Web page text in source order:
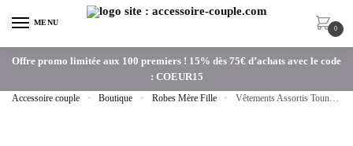
MENU
0
Offre promo limitée aux 100 premiers ! 15% dès 75€ d’achats avec le code
: COEUR15
Accessoire couple » Boutique » Robes Mère Fille » Vêtements Assortis Tounesol